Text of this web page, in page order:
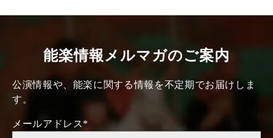
能楽情報メルマガのご案内
公演情報や、能楽に関する情報を不定期でお届けしま
す。
メールアドレス*